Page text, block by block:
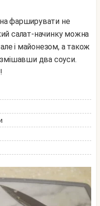
салат-начинку можна
і майонезом, а також
два соуси.